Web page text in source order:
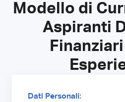
Modello di
Aspiranti
Dati Personali: